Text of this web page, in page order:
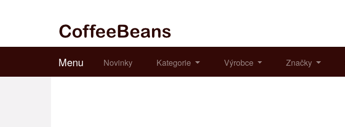
Menu Novinky Kategorie Výrobce Značky